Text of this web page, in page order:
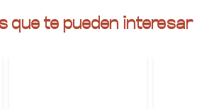
que te pueden interesar